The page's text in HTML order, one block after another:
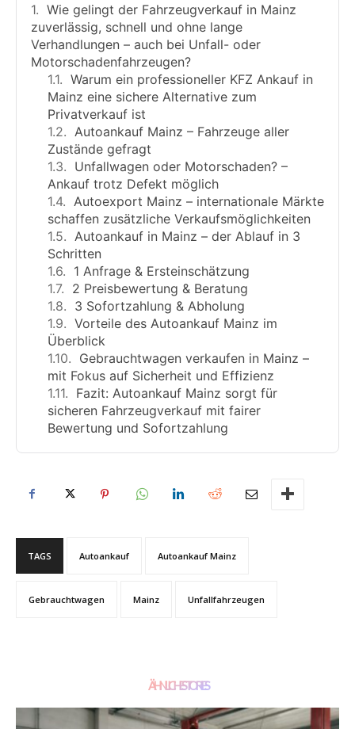
Wie gelingt der Fahrzeugverkauf in Mainz
zuverlässig, schnell und ohne lange
Verhandlungen – auch bei Unfall- oder
Motorschadenfahrzeugen?
Warum ein professioneller KFZ Ankauf in
Mainz eine sichere Alternative zum
Privatverkauf ist
Autoankauf Mainz – Fahrzeuge aller
Zustände gefragt
Unfallwagen oder Motorschaden? –
Ankauf trotz Defekt möglich
Autoexport Mainz – internationale Märkte
schaffen zusätzliche Verkaufsmöglichkeiten
Autoankauf in Mainz – der Ablauf in 3
Schritten
1️ Anfrage & Ersteinschätzung
2️ Preisbewertung & Beratung
3️ Sofortzahlung & Abholung
Vorteile des Autoankauf Mainz im
Überblick
Gebrauchtwagen verkaufen in Mainz –
mit Fokus auf Sicherheit und Effizienz
Fazit: Autoankauf Mainz sorgt für
sicheren Fahrzeugverkauf mit fairer
Bewertung und Sofortzahlung
TAGS Autoankauf Autoankauf Mainz
Gebrauchtwagen Mainz Unfallfahrzeugen
ÄHNLICHE STORIES